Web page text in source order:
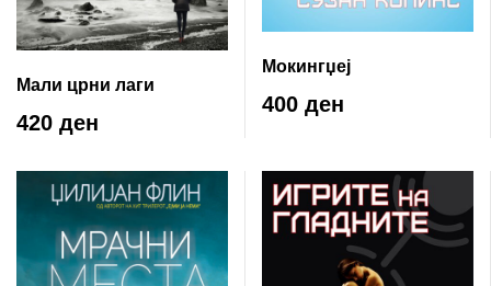
Мали црни лаги
420 ден
Мокингџеј
400 ден